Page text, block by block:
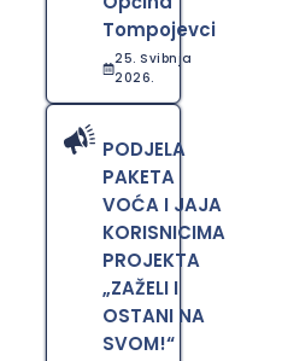
Tompojevci
25. Svibnja
2026.
PODJELA
PAKETA
VOĆA I JAJA
KORISNICIMA
PROJEKTA
„ZAŽELI I
OSTANI NA
SVOM!“